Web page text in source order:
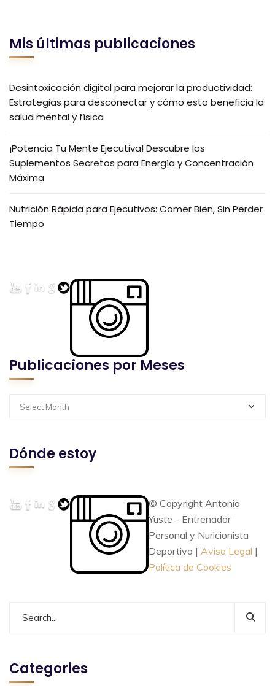
Mis últimas publicaciones
Desintoxicación digital para mejorar la productividad:
Estrategias para desconectar y cómo esto beneficia la
salud mental y física
¡Potencia Tu Mente Ejecutiva! Descubre los
Suplementos Secretos para Energía y Concentración
Máxima
Nutrición Rápida para Ejecutivos: Comer Bien, Sin Perder
Tiempo
Publicaciones por Meses
Select Month
Dónde estoy
© Copyright Antonio
Yuste - Entrenador
Personal y Nuricionista
Deportivo | Aviso Legal |
Política de Cookies
Categories